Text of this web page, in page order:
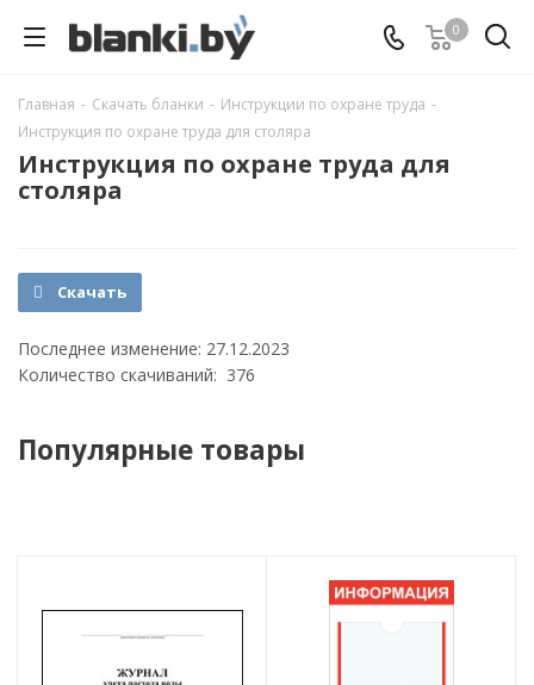
0
Главная - Скачать бланки - Инструкции по охране труда -
Инструкция по охране труда для столяра
Инструкция по охране труда для
столяра
Скачать
Последнее изменение: 27.12.2023
Количество скачиваний: 376
Популярные товары